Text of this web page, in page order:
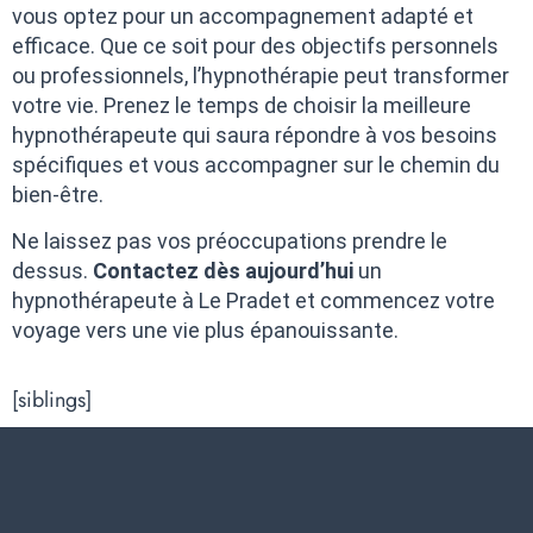
vous optez pour un accompagnement adapté et
efficace. Que ce soit pour des objectifs personnels
ou professionnels, l’hypnothérapie peut transformer
votre vie. Prenez le temps de choisir la meilleure
hypnothérapeute qui saura répondre à vos besoins
spécifiques et vous accompagner sur le chemin du
bien-être.
Ne laissez pas vos préoccupations prendre le
dessus. Contactez dès aujourd’hui un
hypnothérapeute à Le Pradet et commencez votre
voyage vers une vie plus épanouissante.
[siblings]